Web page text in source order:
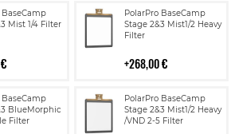
BaseCamp
Mist 1/4 Filter
PolarPro BaseCamp
Stage 2&3 Mist1/2 Heavy
Filter
268,00 €
Lisää
ostoskoriin
BaseCamp
BlueMorphic
Filter
PolarPro BaseCamp
Stage 2&3 Mist1/2 Heavy
/VND 2-5 Filter
Lisää
ostoskoriin